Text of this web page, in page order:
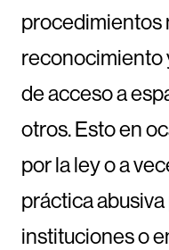
procedimientos
reconocimiento
de acceso a
otros. Esto en
por la ley o a
práctica
instituciones o